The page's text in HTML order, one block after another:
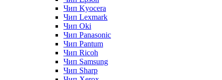
Чип Kyocera
Чип Lexmark
Чип Oki
Чип Panasonic
Чип Pantum
Чип Ricoh
Чип Samsung
Чип Sharp